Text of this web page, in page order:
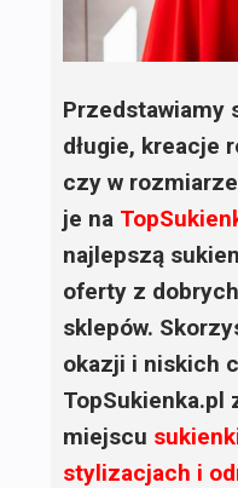
Przedstawiamy
długie, kreacje
czy w
je na
najlepszą
oferty z
sklepów.
okazji i niskich
TopSukienka.pl
miejscu
stylizacjach i